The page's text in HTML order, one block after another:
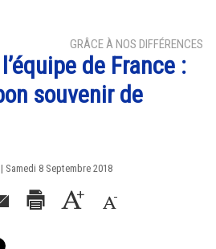
GRÂCE À NOS DIFFÉRENCES
de France :
souvenir de
| Samedi 8 Septembre 2018